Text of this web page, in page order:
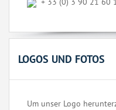
LOGOS UND FOTOS
Um unser Logo